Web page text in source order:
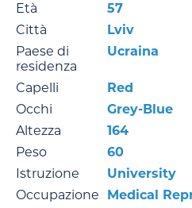
Età
57
Città
Lviv
Paese di
residenza
Ucraina
Capelli
Red
Occhi
Grey-Blue
Altezza
164
Peso
60
Istruzione
University
Occupazione
Medical